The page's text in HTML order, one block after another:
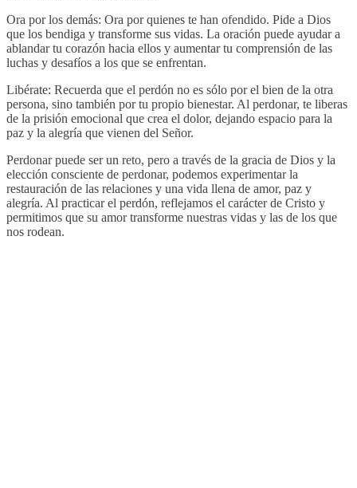
Ora por los demás: Ora por quienes te han ofendido. Pide a Dios
que los bendiga y transforme sus vidas. La oración puede ayudar a
ablandar tu corazón hacia ellos y aumentar tu comprensión de las
luchas y desafíos a los que se enfrentan.
Libérate: Recuerda que el perdón no es sólo por el bien de la otra
persona, sino también por tu propio bienestar. Al perdonar, te liberas
de la prisión emocional que crea el dolor, dejando espacio para la
paz y la alegría que vienen del Señor.
Perdonar puede ser un reto, pero a través de la gracia de Dios y la
elección consciente de perdonar, podemos experimentar la
restauración de las relaciones y una vida llena de amor, paz y
alegría. Al practicar el perdón, reflejamos el carácter de Cristo y
permitimos que su amor transforme nuestras vidas y las de los que
nos rodean.